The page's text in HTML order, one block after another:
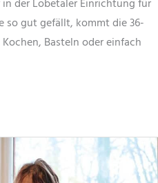
der Lobetaler Einrichtung für
so gut gefällt, kommt die 36-
Basteln oder einfach